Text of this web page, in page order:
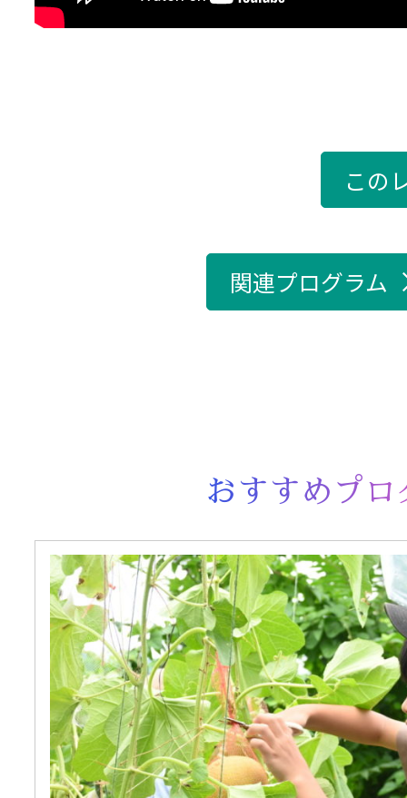
この
関連プログラム
おすすめプロ